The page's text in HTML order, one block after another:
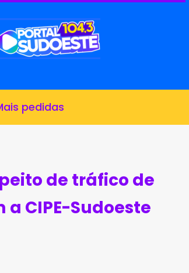
pedidas
de tráfico de
CIPE-Sudoeste